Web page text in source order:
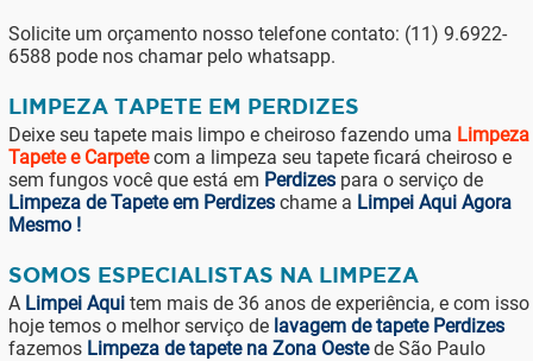
Solicite um orçamento nosso telefone contato: (11) 9.6922-
6588 pode nos chamar pelo whatsapp.
LIMPEZA TAPETE EM PERDIZES
Deixe seu tapete mais limpo e cheiroso fazendo uma Limpeza
Tapete e Carpetecom a limpeza seu tapete ficará cheiroso e
sem fungos você que está em Perdizespara o serviço de
Limpeza de Tapete em Perdizeschame a Limpei Aqui Agora
Mesmo !
SOMOS ESPECIALISTAS NA LIMPEZA
A Limpei Aquitem mais de 36 anos de experiência, e com isso
hoje temos o melhor serviço de lavagem de tapete Perdizes
fazemos Limpeza de tapete na Zona Oestede São Paulo